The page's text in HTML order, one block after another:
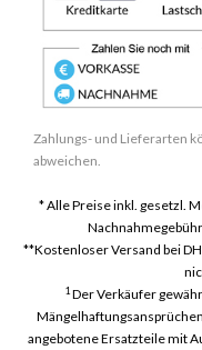
Zahlungs- und Lieferarten
abweichen.
* Alle Preise inkl. gesetzl.
**Kostenloser Versand bei
1Der Verkäufer
angebotene Ersatzteile mit